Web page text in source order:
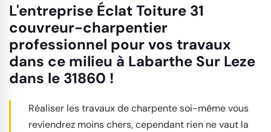
L'entreprise Éclat Toiture 31
couvreur-charpentier
professionnel pour vos travaux
dans ce milieu à Labarthe Sur Leze
dans le 31860 !
Réaliser les travaux de charpente soi-même vous
reviendrez moins chers, cependant rien ne vaut la